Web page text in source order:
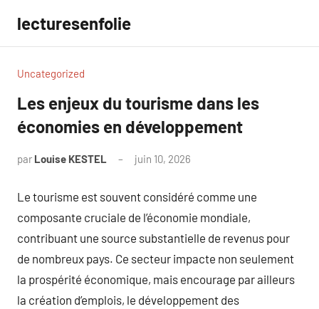
contenu
lecturesenfolie
Uncategorized
Les enjeux du tourisme dans les
économies en développement
par Louise KESTEL juin 10, 2026
Le tourisme est souvent considéré comme une
composante cruciale de l’économie mondiale,
contribuant une source substantielle de revenus pour
de nombreux pays. Ce secteur impacte non seulement
la prospérité économique, mais encourage par ailleurs
la création d’emplois, le développement des